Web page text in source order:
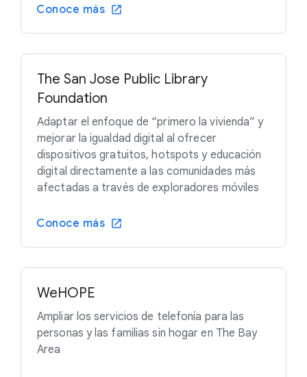
Conoce más
The San Jose Public Library
Foundation
Adaptar el enfoque de “primero la vivienda” y
mejorar la igualdad digital al ofrecer
dispositivos gratuitos, hotspots y educación
digital directamente a las comunidades más
afectadas a través de exploradores móviles
Conoce más
WeHOPE
Ampliar los servicios de telefonía para las
personas y las familias sin hogar en The Bay
Area